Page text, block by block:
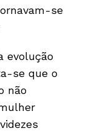
se
evolução
se que o
não